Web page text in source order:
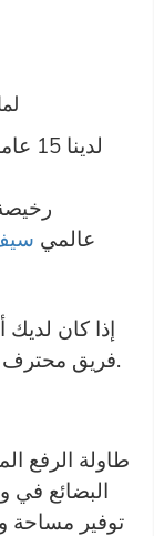
2.
3. عالمي
إذا كان لديك
فريق محترف لخدمتك على مدار 24 ساعة في اليوم.
طاولة الرفع
البضائع في
توفير مساحة